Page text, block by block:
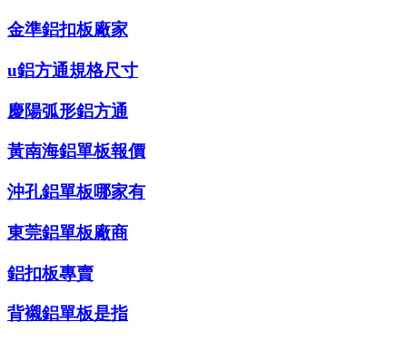
金準鋁扣板廠家
u鋁方通規格尺寸
慶陽弧形鋁方通
黃南海鋁單板報價
沖孔鋁單板哪家有
東莞鋁單板廠商
鋁扣板專賣
背襯鋁單板是指